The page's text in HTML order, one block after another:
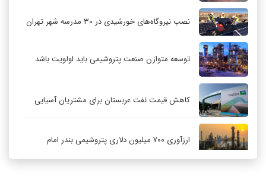
نصب نیروگاه‌های خورشیدی در ۳۰ مدرسه شهر تهران
توسعه متوازن صنعت پتروشیمی باید اولویت باشد
کاهش قیمت نفت عربستان برای مشتریان آسیایی
ارزآوری ۷۰۰ میلیون دلاری پتروشیمی بندر امام